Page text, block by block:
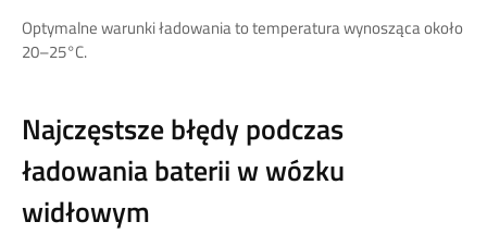
Optymalne warunki ładowania to temperatura wynosząca około
20–25°C.
Najczęstsze błędy podczas
ładowania baterii w wózku
widłowym